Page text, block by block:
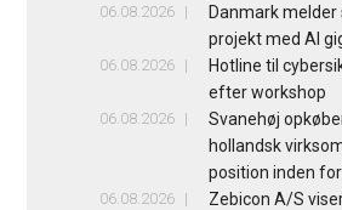
06.08.2026
Danmark melder
projekt med AI
06.08.2026
Hotline til
efter workshop
06.08.2026
Svanehøj
hollandsk
position inden
06.08.2026
Zebicon A/S